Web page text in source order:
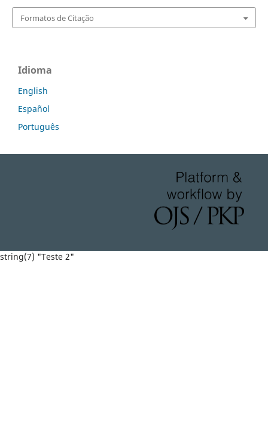
Formatos de Citação
Idioma
English
Español
Português
string(7) "Teste 2"